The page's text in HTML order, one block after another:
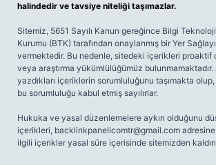
halindedir ve tavsiye niteliği taşımazlar.
Sitemiz, 5651 Sayılı Kanun gereğince Bilgi
Kurumu (BTK) tarafından onaylanmış bir Yer
vermektedir. Bu nedenle, sitedeki içerikleri proaktif
veya araştırma yükümlülüğümüz
yazdıkları içeriklerin sorumluluğunu taşımakta
bu sorumluluğu kabul etmiş sayılırlar.
Hukuka ve yasal düzenlemelere aykırı olduğunu
içerikleri, backlinkpanelicomtr@gmail.com
ilgili içerikler yasal süre içerisinde sitemizden